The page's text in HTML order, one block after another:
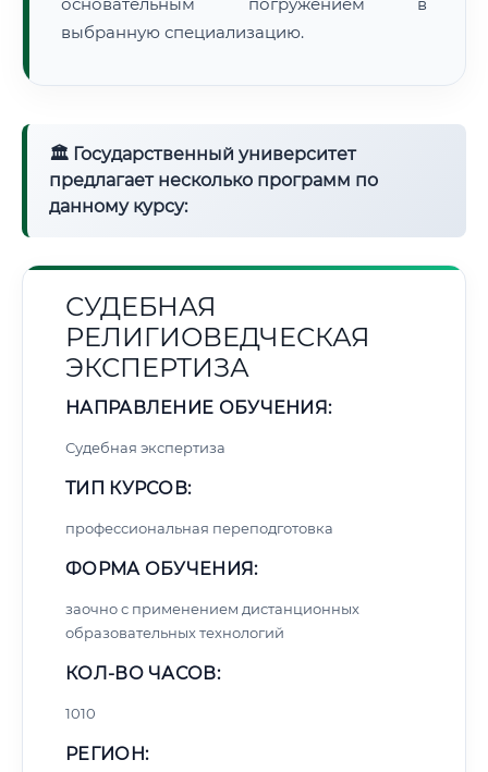
выбранную специализацию.
🏛 Государственный университет
предлагает несколько программ по
данному курсу:
СУДЕБНАЯ
РЕЛИГИОВЕДЧЕСКАЯ
ЭКСПЕРТИЗА
НАПРАВЛЕНИЕ ОБУЧЕНИЯ:
Судебная экспертиза
ТИП КУРСОВ:
профессиональная переподготовка
ФОРМА ОБУЧЕНИЯ:
заочно с применением дистанционных
образовательных технологий
КОЛ-ВО ЧАСОВ:
1010
РЕГИОН: